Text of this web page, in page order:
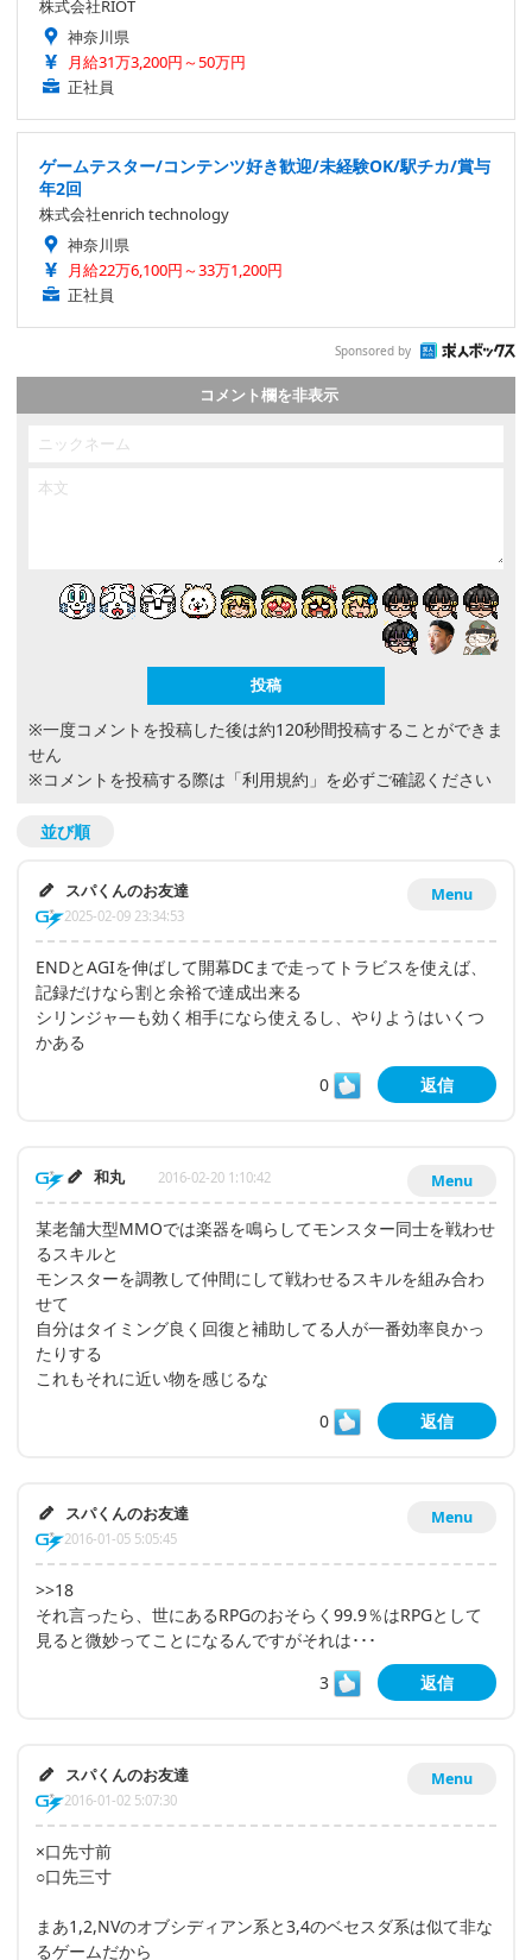
株式会社RIOT
神奈川県
月給31万3,200円～50万円
正社員
ゲームテスター/コンテンツ好き歓迎/未経験OK/駅チカ/賞与
年2回
株式会社enrich technology
神奈川県
月給22万6,100円～33万1,200円
正社員
Sponsored by
コメント欄を非表示
※一度コメントを投稿した後は約120秒間投稿することができま
せん
※コメントを投稿する際は 「利用規約」 を必ずご確認ください
並び順
Menu
スパくんのお友達
2025-02-09 23:34:53
ENDとAGIを伸ばして開幕DCまで走ってトラビスを使えば、
記録だけなら割と余裕で達成出来る
シリンジャ―も効く相手になら使えるし、やりようはいくつ
かある
0
返信
Menu
和丸 2016-02-20 1:10:42
某老舗大型MMOでは楽器を鳴らしてモンスター同士を戦わせ
るスキルと
モンスターを調教して仲間にして戦わせるスキルを組み合わ
せて
自分はタイミング良く回復と補助してる人が一番効率良かっ
たりする
これもそれに近い物を感じるな
0
返信
Menu
スパくんのお友達
2016-01-05 5:05:45
>>18
それ言ったら、世にあるRPGのおそらく99.9％はRPGとして
見ると微妙ってことになるんですがそれは･･･
3
返信
Menu
スパくんのお友達
2016-01-02 5:07:30
×口先寸前
○口先三寸
まあ1,2,NVのオブシディアン系と3,4のベセスダ系は似て非な
るゲームだから